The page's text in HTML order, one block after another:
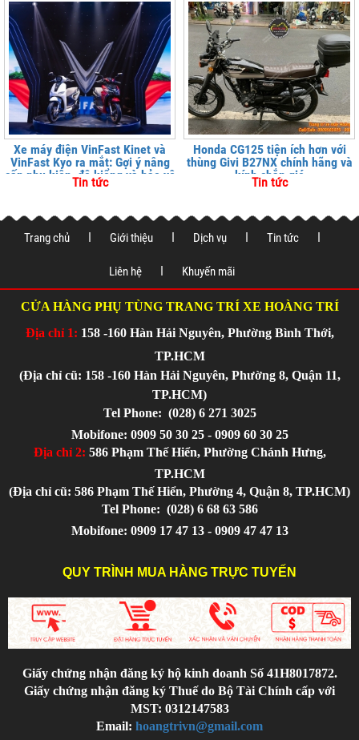
Xe máy điện VinFast Kinet và
VinFast Kyo ra mắt: Gợi ý nâng
cấp phụ kiện, độ kiểng và bảo vệ
xe tại
Tin tức
Honda CG125 tiện ích hơn với
thùng Givi B27NX chính hãng và
kính chắn gió
Tin tức
Trang chủ Giới thiệu Dịch vụ Tin tức
Liên hệ Khuyến mãi
CỬA HÀNG PHỤ TÙNG TRANG TRÍ XE HOÀNG TRÍ
Địa chỉ 1: 158 -160 Hàn Hải Nguyên, Phường Bình Thới,
TP.HCM
(Địa chỉ cũ: 158 -160 Hàn Hải Nguyên, Phường 8, Quận 11,
TP.HCM)
Tel Phone: (028) 6 271 3025
Mobifone: 0909 50 30 25 - 0909 60 30 25
Địa chỉ 2: 586 Phạm Thế Hiển, Phường Chánh Hưng,
TP.HCM
(Địa chỉ cũ: 586 Phạm Thế Hiển, Phường 4, Quận 8, TP.HCM)
Tel Phone: (028) 6 68 63 586
Mobifone: 0909 17 47 13 - 0909 47 47 13
QUY TRÌNH MUA HÀNG TRỰC TUYẾN
Giấy chứng nhận đăng ký hộ kinh doanh Số 41H8017872.
Giấy chứng nhận đăng ký Thuế do Bộ Tài Chính cấp với
MST: 0312147583
Email: hoangtrivn@gmail.com